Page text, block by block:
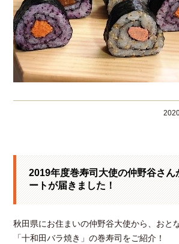
2019年度巻寿司大使の仲野谷さん
ートが届きました！
秋田県にお住まいの仲野谷大使から、おと
「十和田バラ焼き」の巻寿司をご紹介！